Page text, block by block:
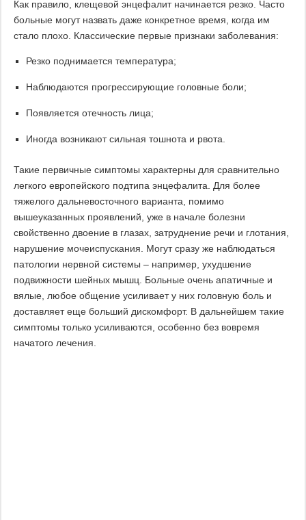
Как правило, клещевой энцефалит начинается резко. Часто
больные могут назвать даже конкретное время, когда им
стало плохо. Классические первые признаки заболевания:
Резко поднимается температура;
Наблюдаются прогрессирующие головные боли;
Появляется отечность лица;
Иногда возникают сильная тошнота и рвота.
Такие первичные симптомы характерны для сравнительно
легкого европейского подтипа энцефалита. Для более
тяжелого дальневосточного варианта, помимо
вышеуказанных проявлений, уже в начале болезни
свойственно двоение в глазах, затруднение речи и глотания,
нарушение мочеиспускания. Могут сразу же наблюдаться
патологии нервной системы – например, ухудшение
подвижности шейных мышц. Больные очень апатичные и
вялые, любое общение усиливает у них головную боль и
доставляет еще больший дискомфорт. В дальнейшем такие
симптомы только усиливаются, особенно без вовремя
начатого лечения.